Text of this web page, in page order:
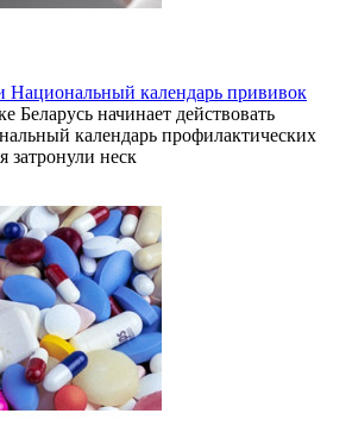
Национальный календарь прививок
Беларусь начинает действовать
календарь профилактических
затронули неск